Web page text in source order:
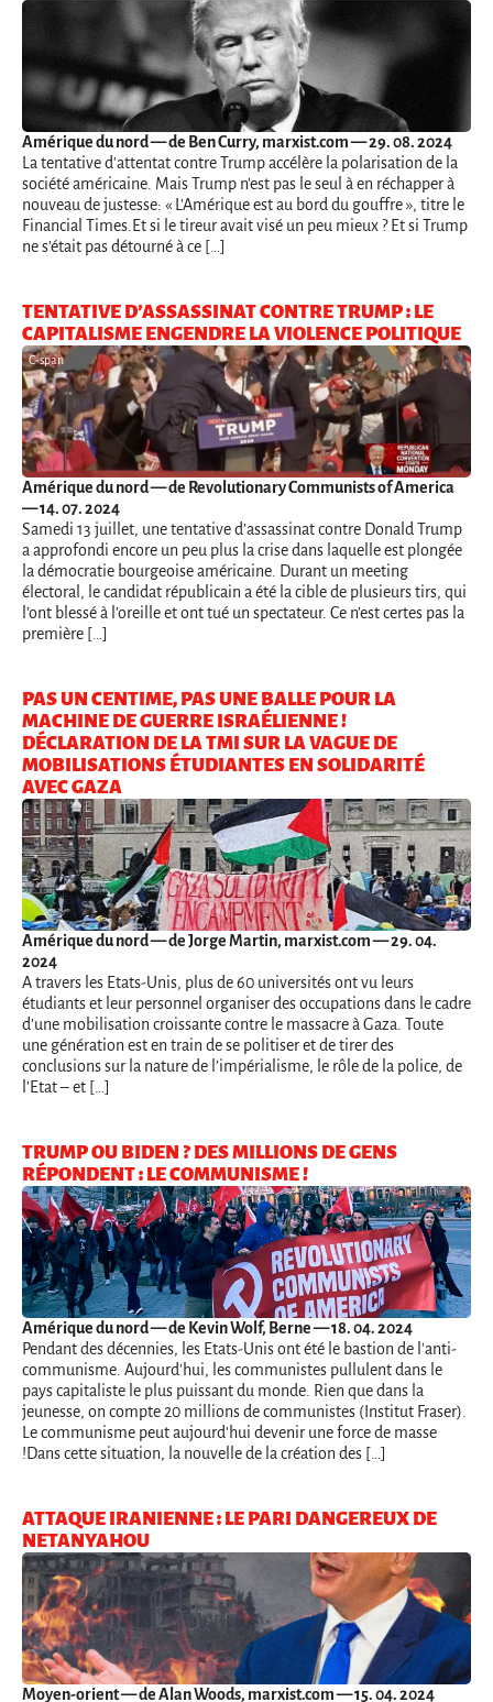
Amérique du nord— de Ben Curry, marxist.com — 29. 08. 2024
La tentative d'attentat contre Trump accélère la polarisation de la
société américaine. Mais Trump n'est pas le seul à en réchapper à
nouveau de justesse: « L'Amérique est au bord du gouffre », titre le
Financial Times.Et si le tireur avait visé un peu mieux ? Et si Trump
ne s’était pas détourné à ce […]
TENTATIVE D’ASSASSINAT CONTRE TRUMP : LE
CAPITALISME ENGENDRE LA VIOLENCE POLITIQUE
C-span
Amérique du nord— de Revolutionary Communists of America
— 14. 07. 2024
Samedi 13 juillet, une tentative d’assassinat contre Donald Trump
a approfondi encore un peu plus la crise dans laquelle est plongée
la démocratie bourgeoise américaine. Durant un meeting
électoral, le candidat républicain a été la cible de plusieurs tirs, qui
l’ont blessé à l’oreille et ont tué un spectateur. Ce n’est certes pas la
première […]
PAS UN CENTIME, PAS UNE BALLE POUR LA
MACHINE DE GUERRE ISRAÉLIENNE !
DÉCLARATION DE LA TMI SUR LA VAGUE DE
MOBILISATIONS ÉTUDIANTES EN SOLIDARITÉ
AVEC GAZA
Amérique du nord— de Jorge Martin, marxist.com — 29. 04.
2024
A travers les Etats-Unis, plus de 60 universités ont vu leurs
étudiants et leur personnel organiser des occupations dans le cadre
d’une mobilisation croissante contre le massacre à Gaza. Toute
une génération est en train de se politiser et de tirer des
conclusions sur la nature de l’impérialisme, le rôle de la police, de
l’Etat – et […]
TRUMP OU BIDEN ? DES MILLIONS DE GENS
RÉPONDENT : LE COMMUNISME !
Amérique du nord— de Kevin Wolf, Berne — 18. 04. 2024
Pendant des décennies, les Etats-Unis ont été le bastion de l'anti-
communisme. Aujourd'hui, les communistes pullulent dans le
pays capitaliste le plus puissant du monde. Rien que dans la
jeunesse, on compte 20 millions de communistes (Institut Fraser).
Le communisme peut aujourd'hui devenir une force de masse
!Dans cette situation, la nouvelle de la création des […]
ATTAQUE IRANIENNE : LE PARI DANGEREUX DE
NETANYAHOU
Moyen-orient— de Alan Woods, marxist.com — 15. 04. 2024